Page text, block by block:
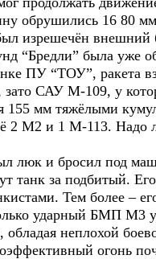
обрушились 16
изрешечён внешний
“Бредли” была
ПУ “ТОУ”, ракета
зато САУ М-109, у
155 мм тяжёлыми
2 М2 и 1 М-113. Надо
люк и бросил под
танк за подбитый.
Тем более –
ударный БМП М3
неплохой
огонь